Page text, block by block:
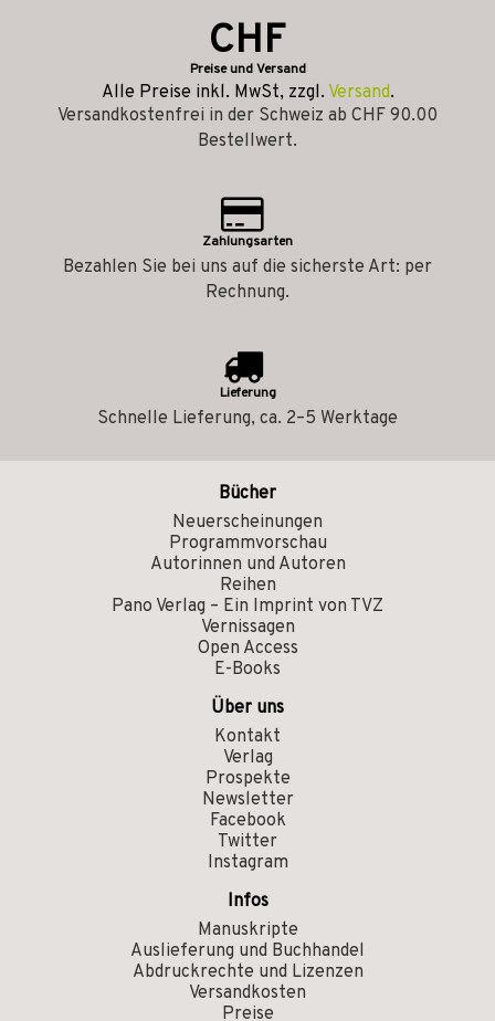
CHF
Preise und Versand
Alle Preise inkl. MwSt, zzgl. Versand.
Versandkostenfrei in der Schweiz ab CHF 90.00
Bestellwert.
Zahlungsarten
Bezahlen Sie bei uns auf die sicherste Art: per
Rechnung.
Lieferung
Schnelle Lieferung, ca. 2–5 Werktage
Bücher
Neuerscheinungen
Programmvorschau
Autorinnen und Autoren
Reihen
Pano Verlag – Ein Imprint von TVZ
Vernissagen
Open Access
E-Books
Über uns
Kontakt
Verlag
Prospekte
Newsletter
Facebook
Twitter
Instagram
Infos
Manuskripte
Auslieferung und Buchhandel
Abdruckrechte und Lizenzen
Versandkosten
Preise